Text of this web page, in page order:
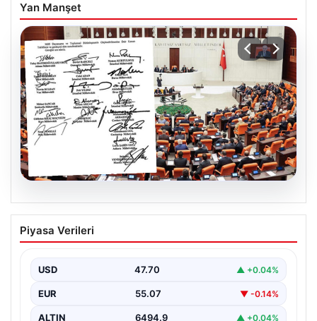
Yan Manşet
05.08.2026
Terörsüz Türkiye için tarihi adım. 360
milletvekili imza attı, çerçeve yasa
{"title":"Terörsüz Türkiye İçin Önemli Hukuki Adım: 360
Sunuldu","content":"Türkiye'de…
Piyasa Verileri
USD 47.70 ▲ +0.04%
EUR 55.07 ▼ -0.14%
ALTIN 6494.9 ▲ +0.04%